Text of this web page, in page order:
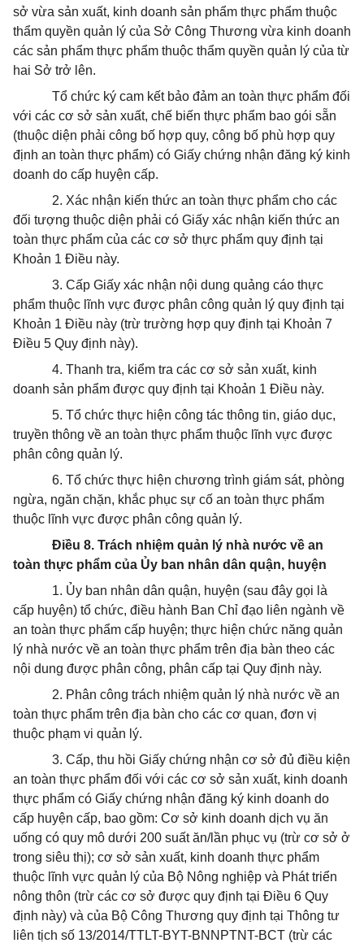
sở vừa sản xuất, kinh doanh sản phẩm thực phẩm thuộc
thẩm quyền quản lý của Sở Công Thương vừa kinh doanh
các sản phẩm thực phẩm thuộc thẩm quyền quản lý của từ
hai Sở trở lên.
Tổ chức ký cam kết bảo đảm an toàn thực phẩm đối
với các cơ sở sản xuất, chế biến thực phẩm bao gói sẵn
(thuộc diện phải công bố hợp quy, công bố phù hợp quy
định an toàn thực phẩm) có Giấy chứng nhận đăng ký kinh
doanh do cấp huyện cấp.
2. Xác nhận kiến thức an toàn thực phẩm cho các
đối tượng thuộc diện phải có Giấy xác nhận kiến thức an
toàn thực phẩm của các cơ sở thực phẩm quy định tại
Khoản 1 Điều này.
3. Cấp Giấy xác nhận nội dung quảng cáo thực
phẩm thuộc lĩnh vực được phân công quản lý quy định tại
Khoản 1 Điều này (trừ trường hợp quy định tại Khoản 7
Điều 5 Quy định này).
4. Thanh tra, kiểm tra các cơ sở sản xuất, kinh
doanh sản phẩm được quy định tại Khoản 1 Điều này.
5. Tổ chức thực hiện công tác thông tin, giáo dục,
truyền thông về an toàn thực phẩm thuộc lĩnh vực được
phân công quản lý.
6. Tổ chức thực hiện chương trình giám sát, phòng
ngừa, ngăn chặn, khắc phục sự cố an toàn thực phẩm
thuộc lĩnh vực được phân công quản lý.
Điều 8. Trách nhiệm quản lý nhà nước về an
toàn thực phẩm của Ủy ban nhân dân quận, huyện
1. Ủy ban nhân dân quận, huyện (sau đây gọi là
cấp huyện) tổ chức, điều hành Ban Chỉ đạo liên ngành về
an toàn thực phẩm cấp huyện; thực hiện chức năng quản
lý nhà nước về an toàn thực phẩm trên địa bàn theo các
nội dung được phân công, phân cấp tại Quy định này.
2. Phân công trách nhiệm quản lý nhà nước về an
toàn thực phẩm trên địa bàn cho các cơ quan, đơn vị
thuộc phạm vi quản lý.
3. Cấp, thu hồi Giấy chứng nhận cơ sở đủ điều kiện
an toàn thực phẩm đối với các cơ sở sản xuất, kinh doanh
thực phẩm có Giấy chứng nhận đăng ký kinh doanh do
cấp huyện cấp, bao gồm: Cơ sở kinh doanh dịch vụ ăn
uống có quy mô dưới 200 suất ăn/lần phục vụ (trừ cơ sở ở
trong siêu thị); cơ sở sản xuất, kinh doanh thực phẩm
thuộc lĩnh vực quản lý của Bộ Nông nghiệp và Phát triển
nông thôn (trừ các cơ sở được quy định tại Điều 6 Quy
định này) và của Bộ Công Thương quy định tại Thông tư
liên tịch số 13/2014/TTLT-BYT-BNNPTNT-BCT (trừ các